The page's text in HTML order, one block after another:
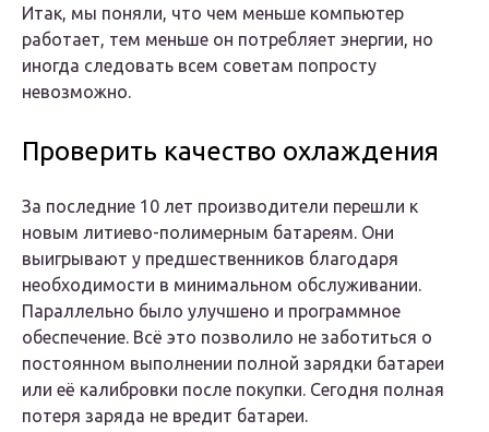
Итак, мы поняли, что чем меньше компьютер
работает, тем меньше он потребляет энергии, но
иногда следовать всем советам попросту
невозможно.
Проверить качество охлаждения
За последние 10 лет производители перешли к
новым литиево-полимерным батареям. Они
выигрывают у предшественников благодаря
необходимости в минимальном обслуживании.
Параллельно было улучшено и программное
обеспечение. Всё это позволило не заботиться о
постоянном выполнении полной зарядки батареи
или её калибровки после покупки. Сегодня полная
потеря заряда не вредит батареи.